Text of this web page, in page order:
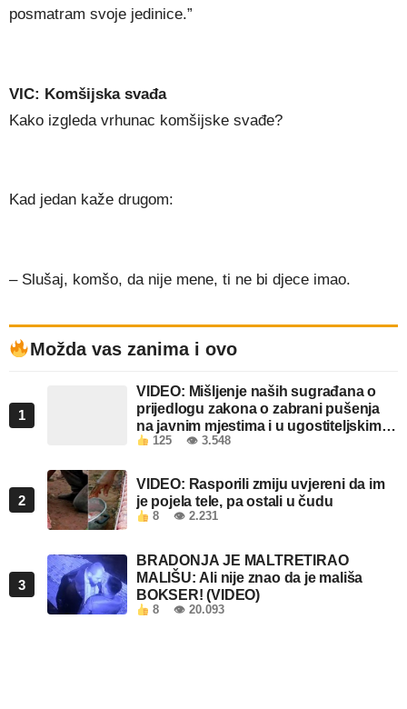
posmatram svoje jedinice.”
VIC: Komšijska svađa
Kako izgleda vrhunac komšijske svađe?
Kad jedan kaže drugom:
– Slušaj, komšo, da nije mene, ti ne bi djece imao.
Možda vas zanima i ovo
1
VIDEO: Mišljenje naših sugrađana o
prijedlogu zakona o zabrani pušenja
na javnim mjestima i u ugostiteljskim
objektima u FBiH
125 👁 3.548
2
VIDEO: Rasporili zmiju uvjereni da im
je pojela tele, pa ostali u čudu
8 👁 2.231
3
BRADONJA JE MALTRETIRAO
MALIŠU: Ali nije znao da je mališa
BOKSER! (VIDEO)
8 👁 20.093